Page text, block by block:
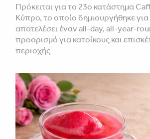
Πρόκειται για το 23ο κατάστημα
Κύπρο, το οποίο δημιουργήθηκε
αποτελέσει έναν all-day, all-year-
προορισμό για κατοίκους και
περιοχής